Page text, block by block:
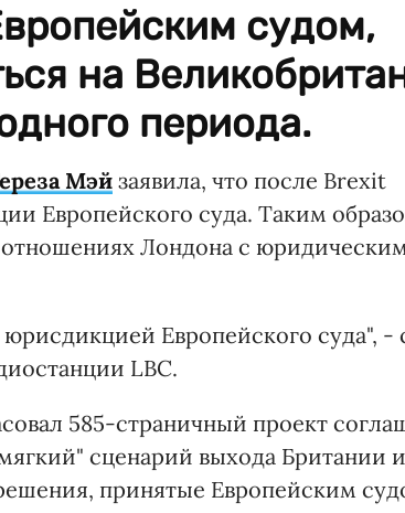
судом,
на
периода.
Мэйзаявила, что после Brexit
Европейского суда. Таким
Лондона с
Европейского суда", -
LBC.
585-страничный проект
сценарий выхода Британии
принятые Европейским